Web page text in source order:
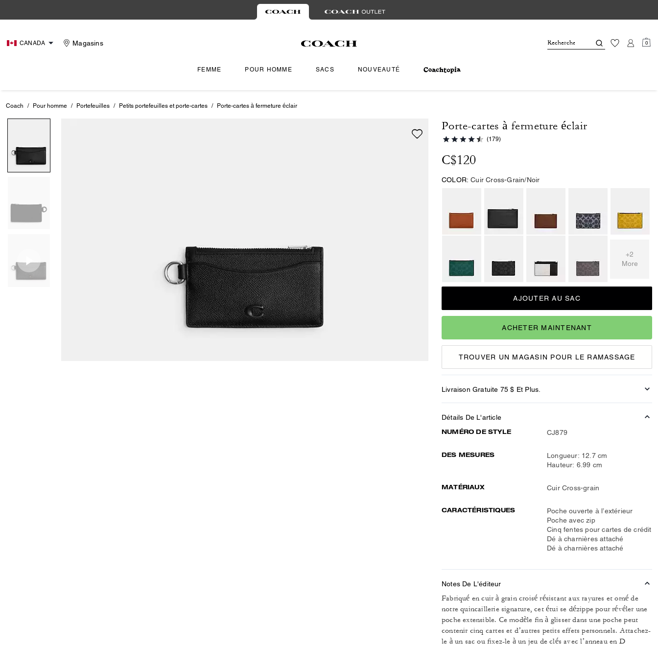
CANADA Magasins 0
FEMME POUR HOMME SACS NOUVEAUTÉ
Coach / Pour homme / Portefeuilles / Petits portefeuilles et porte-cartes / Porte-cartes à fermeture éclair
Porte-cartes à fermeture éclair
(179)
C$120
COLOR: Cuir Cross-Grain/Noir
+2
More
AJOUTER AU SAC
ACHETER MAINTENANT
TROUVER UN MAGASIN POUR LE RAMASSAGE
Livraison Gratuite 75 $ Et Plus.
Détails De L'article
NUMÉRO DE STYLE CJ879
DES MESURES
Longueur: 12.7 cm
Hauteur: 6.99 cm
MATÉRIAUX Cuir Cross-grain
CARACTÉRISTIQUES
Poche ouverte à l’extérieur
Poche avec zip
Cinq fentes pour cartes de crédit
Dé à charnières attaché
Dé à charnières attaché
Notes De L'éditeur
Fabriqué en cuir à grain croisé résistant aux rayures et orné de
notre quincaillerie signature, cet étui se dézippe pour révéler une
poche extensible. Ce modèle fin à glisser dans une poche peut
contenir cinq cartes et d’autres petits effets personnels. Attachez-
le à un sac ou fixez-le à un jeu de clés avec l’anneau en D